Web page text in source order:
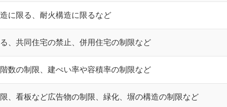
に限る、耐火構造に限るなど
、共同住宅の禁止、併用住宅の制限など
数の制限、建ぺい率や容積率の制限など
、看板など広告物の制限、緑化、塀の構造の制限など